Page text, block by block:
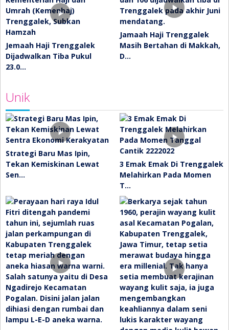
Jemaah Haji Trenggalek
Dijadwalkan Tiba Pukul
23.0…
Jamaah Haji Trenggalek
Masih Bertahan di Makkah,
D…
Unik
Strategi Baru Mas Ipin,
Tekan Kemiskinan Lewat
Sen…
3 Emak Emak Di Trenggalek
Melahirkan Pada Momen
T…